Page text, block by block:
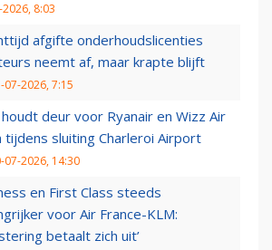
8:03
afgifte onderhoudslicenties
neemt af, maar krapte blijft
07-2026, 7:15
houdt deur voor Ryanair en Wizz Air
tijdens sluiting Charleroi Airport
07-2026, 14:30
en First Class steeds
voor Air France-KLM:
betaalt zich uit’